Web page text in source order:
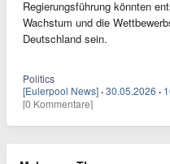
Regierungsführung könnten
Wachstum und die
Deutschland sein.
Politics
[Eulerpool News] ·30.05.2026 ·
[0 Kommentare]